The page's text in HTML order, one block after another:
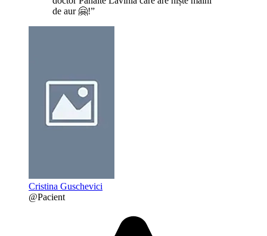
de aur 🤗!”
Cristina Guschevici
@Pacient